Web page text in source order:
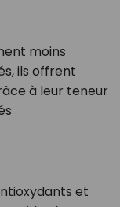
moins
ils offrent
à leur teneur
et